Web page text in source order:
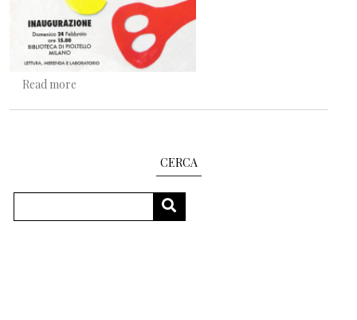
Read more
CERCA
SEARCH